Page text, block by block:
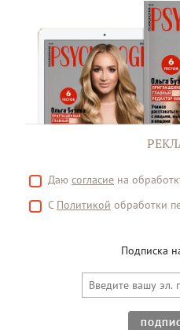
Даю согласие на
С Политикой обработки
Подписка